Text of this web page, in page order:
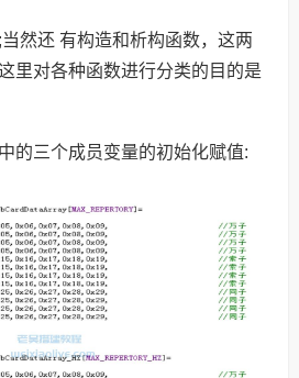
然还 有构造和析构函数，这两
里对各种函数进行分类的目的是
的三个成员变量的初始化赋值: